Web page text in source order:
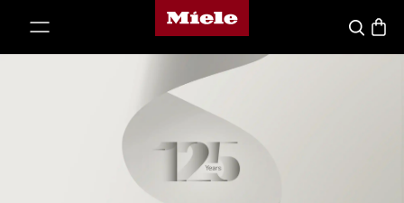
Miele-Homepage
Suche